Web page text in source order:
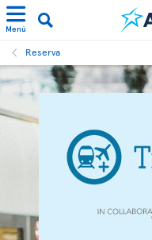
Menú
Reserva